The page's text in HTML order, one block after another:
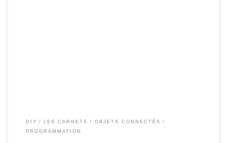
DIY LES CARNETS
OBJETS CONNECTÉS
PROGRAMMATION